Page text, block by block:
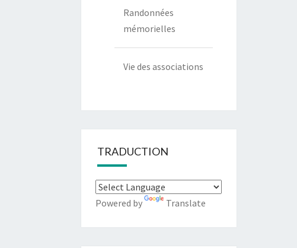
Randonnées
mémorielles
Vie des associations
TRADUCTION
Powered by Translate